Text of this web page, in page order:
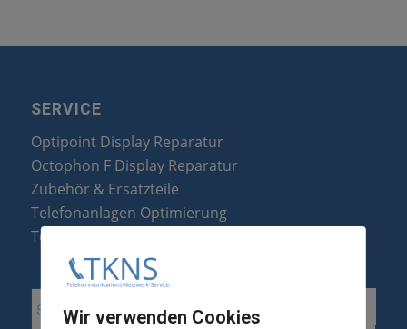
SERVICE
Optipoint Display Reparatur
Octophon F Display Reparatur
Zubehör & Ersatzteile
Telefonanlagen Optimierung
Telefonanlagen Erweiterung
Wir verwenden Cookies